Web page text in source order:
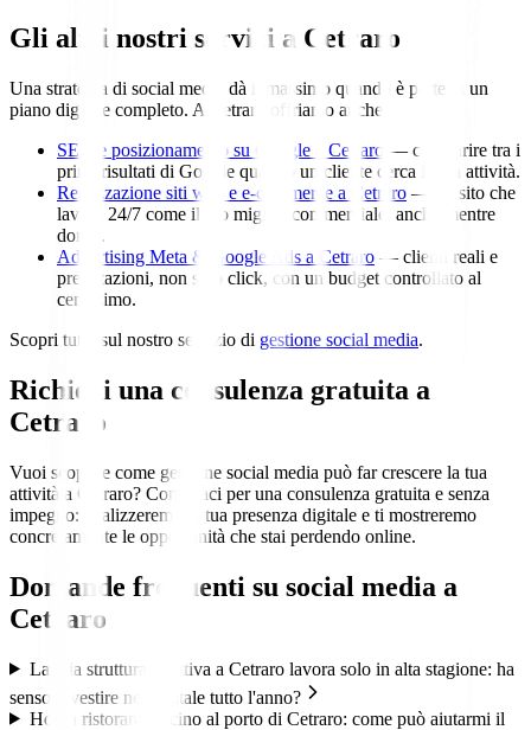
Gli altri nostri servizi a Cetraro
Una strategia di social media dà il massimo quando è parte di un
piano digitale completo. A Cetraro offriamo anche:
SEO e posizionamento su Google a Cetraro — comparire tra i
primi risultati di Google quando un cliente cerca la tua attività.
Realizzazione siti web e e-commerce a Cetraro — un sito che
lavora 24/7 come il tuo miglior commerciale, anche mentre
dormi.
Advertising Meta & Google Ads a Cetraro — clienti reali e
prenotazioni, non solo click, con un budget controllato al
centesimo.
Scopri tutto sul nostro servizio di gestione social media.
Richiedi una consulenza gratuita a
Cetraro
Vuoi scoprire come gestione social media può far crescere la tua
attività a Cetraro? Contattaci per una consulenza gratuita e senza
impegno: analizzeremo la tua presenza digitale e ti mostreremo
concretamente le opportunità che stai perdendo online.
Domande frequenti su social media a
Cetraro
La mia struttura ricettiva a Cetraro lavora solo in alta stagione: ha
senso investire nel digitale tutto l'anno?
Ho un ristorante vicino al porto di Cetraro: come può aiutarmi il